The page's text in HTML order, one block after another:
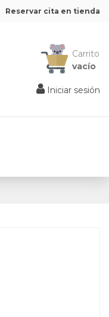
Reservar cita en tienda
Carrito
vacío
Iniciar sesión